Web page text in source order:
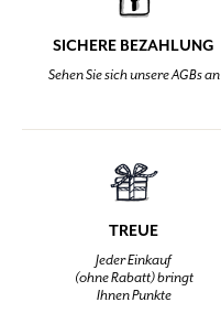
SICHERE BEZAHLUNG
Sehen Sie sich unsere AGBs an
TREUE
Jeder Einkauf
(ohne Rabatt) bringt
Ihnen Punkte